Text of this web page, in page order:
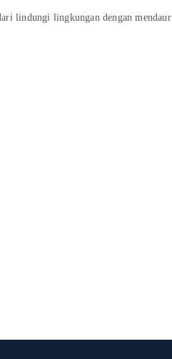
lindungi lingkungan dengan mendaur